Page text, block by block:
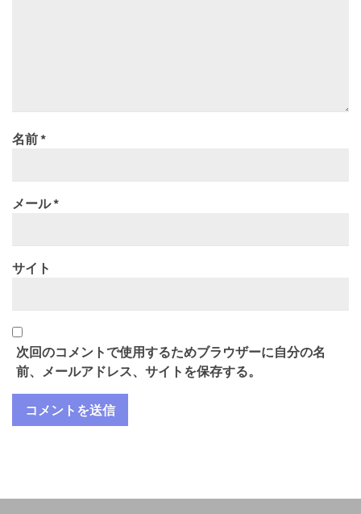
名前*
メール*
サイト
次回のコメントで使用するためブラウザーに自分の名
前、メールアドレス、サイトを保存する。